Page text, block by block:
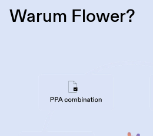
Warum Flower?